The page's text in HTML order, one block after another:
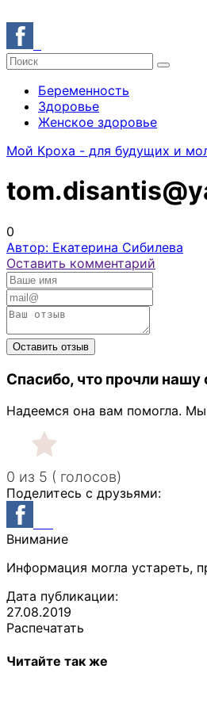
Беременность
Здоровье
Женское здоровье
Мой Кроха - для будущих и
0
Автор: Екатерина Сибилева
Оставить комментарий
Спасибо, что прочли нашу
Надеемся она вам помогла.
0 из 5 ( голосов)
Поделитесь с друзьями:
Внимание
Информация могла устареть,
Дата публикации:
27.08.2019
Распечатать
Читайте так же